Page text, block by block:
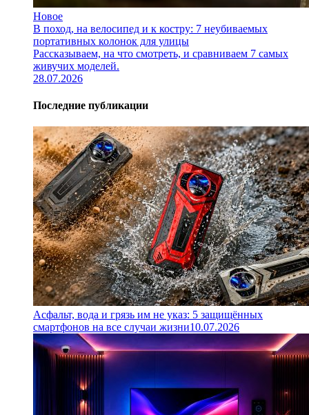
Новое
В поход, на велосипед и к костру: 7 неубиваемых
портативных колонок для улицы
Рассказываем, на что смотреть, и сравниваем 7 самых
живучих моделей.
28.07.2026
Последние публикации
Асфальт, вода и грязь им не указ: 5 защищённых
смартфонов на все случаи жизни10.07.2026